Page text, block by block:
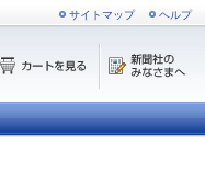
サイトマップ ヘルプ